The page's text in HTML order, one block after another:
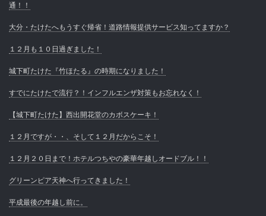
通！！
大分・たけたへもうすぐ帰省！道路情報提供サービス知ってますか？
１２月も１０日過ぎました！
城下町たけた『竹ほたる』の時期になりました！
すでにたけたで流行？！インフルエンザ対策もお忘れなく！
【城下町たけた】西出開花堂のカボスケーキ！
１２月ですが・・、そして１２月だからこそ！
１２月２０日まで！ホテルつちやの豪華年越しオードブル！！
グリーンピア天神へ行ってきました！
平成最後の年越し前に。